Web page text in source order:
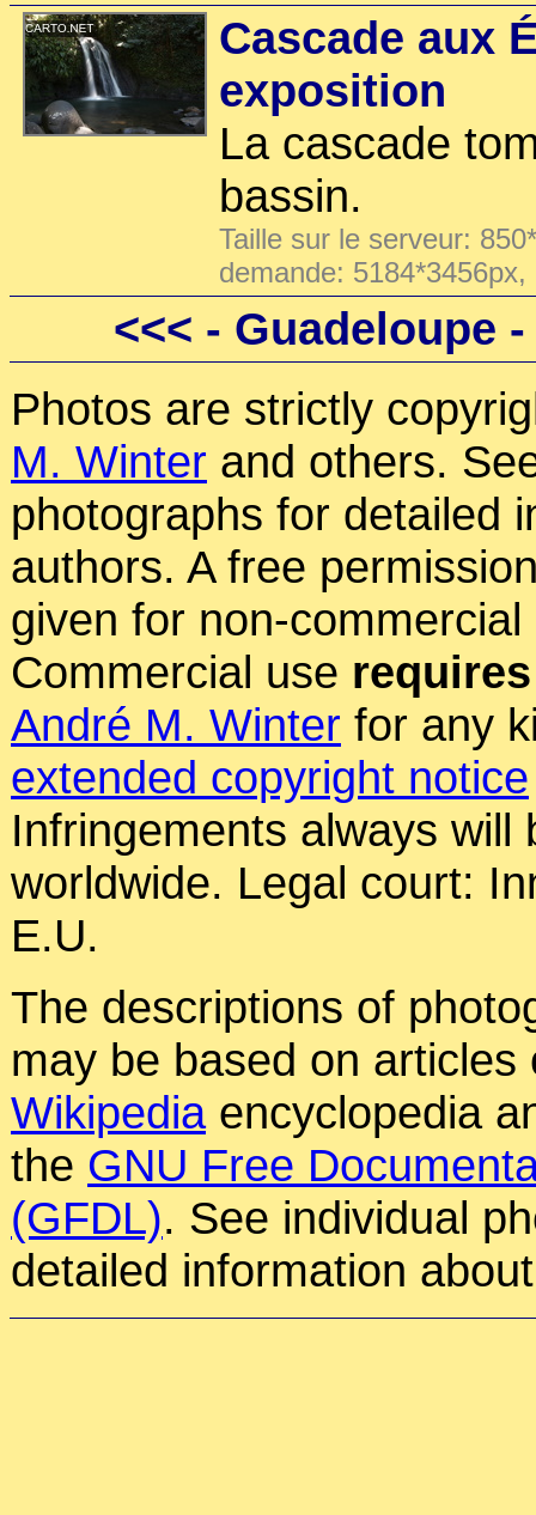
Cascade aux
exposition
La cascade
bassin.
Taille sur le serveur:
demande:
<<< - Guadeloupe
Photos are strictly
M. Winter and others.
photographs for detailed
authors. A free
given for non-
Commercial use requires
André M. Winter for any
extended copyright notice
Infringements always will
worldwide. Legal court:
E.U.
The descriptions of
may be based on articles
Wikipediaencyclopedia
the GNU Free
(GFDL). See individual
detailed information